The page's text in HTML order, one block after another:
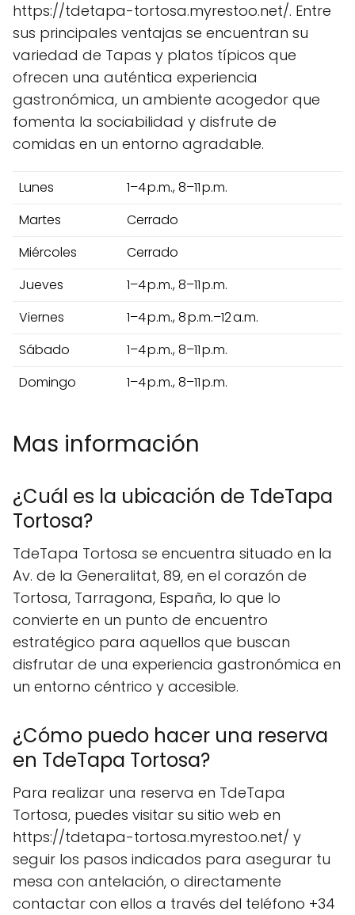
https://tdetapa-tortosa.myrestoo.net/. Entre
sus principales ventajas se encuentran su
variedad de Tapas y platos típicos que
ofrecen una auténtica experiencia
gastronómica, un ambiente acogedor que
fomenta la sociabilidad y disfrute de
comidas en un entorno agradable.
Lunes
1–4 p.m., 8–11 p.m.
Martes
Cerrado
Miércoles
Cerrado
Jueves
1–4 p.m., 8–11 p.m.
Viernes
1–4 p.m., 8 p.m.–12 a.m.
Sábado
1–4 p.m., 8–11 p.m.
Domingo
1–4 p.m., 8–11 p.m.
Mas información
¿Cuál es la ubicación de TdeTapa
Tortosa?
TdeTapa Tortosa se encuentra situado en la
Av. de la Generalitat, 89, en el corazón de
Tortosa, Tarragona, España, lo que lo
convierte en un punto de encuentro
estratégico para aquellos que buscan
disfrutar de una experiencia gastronómica en
un entorno céntrico y accesible.
¿Cómo puedo hacer una reserva
en TdeTapa Tortosa?
Para realizar una reserva en TdeTapa
Tortosa, puedes visitar su sitio web en
https://tdetapa-tortosa.myrestoo.net/ y
seguir los pasos indicados para asegurar tu
mesa con antelación, o directamente
contactar con ellos a través del teléfono +34